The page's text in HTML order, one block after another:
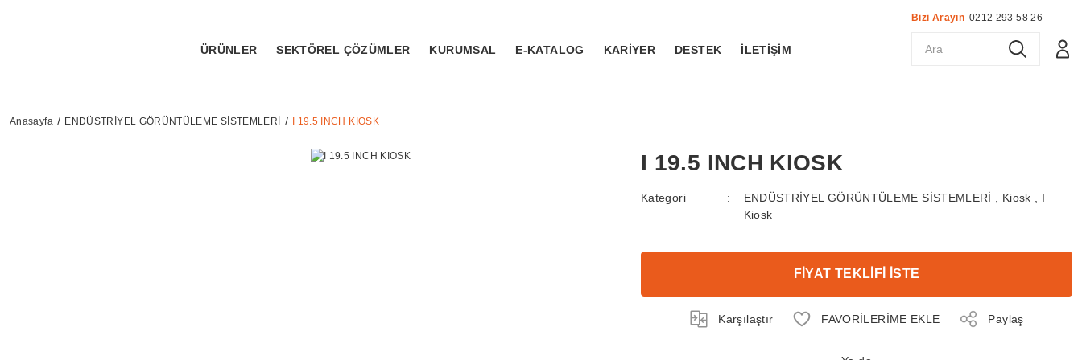
ÜRÜNLER SEKTÖREL ÇÖZÜMLER KURUMSAL E-KATALOG KARİYER DESTEK İLETİŞİM
Bizi Arayın 0212 293 58 26
Anasayfa ENDÜSTRİYEL GÖRÜNTÜLEME SİSTEMLERİ I 19.5 INCH KIOSK
I 19.5 INCH KIOSK
Kategori ENDÜSTRİYEL GÖRÜNTÜLEME SİSTEMLERİ Kiosk
I
Kiosk
FİYAT TEKLİFİ İSTE
Karşılaştır Paylaş